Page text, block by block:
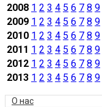
2008 1 2 3 4 5 6 7 8 9
2009 1 2 3 4 5 6 7 8 9
2010 1 2 3 4 5 6 7 8 9
2011 1 2 3 4 5 6 7 8 9
2012 1 2 3 4 5 6 7 8 9
2013 1 2 3 4 5 6 7 8 9
О нас